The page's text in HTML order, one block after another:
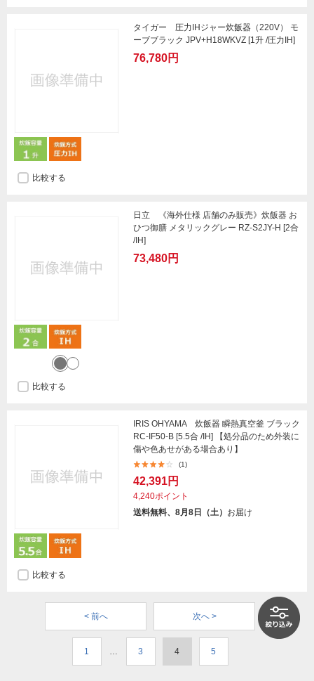
タイガー 圧力IHジャー炊飯器（220V） モ
ーブブラック JPV+H18WKVZ [1升 /圧力IH]
76,780円
比較する
日立 《海外仕様 店舗のみ販売》炊飯器 お
ひつ御膳 メタリックグレー RZ-S2JY-H [2合
/IH]
73,480円
比較する
IRIS OHYAMA 炊飯器 瞬熱真空釜 ブラック
RC-IF50-B [5.5合 /IH] 【処分品のため外装に
傷や色あせがある場合あり】
(1)
42,391円
4,240ポイント
送料無料、8月8日（土） お届け
比較する
< 前へ 次へ >
1 3 4 5